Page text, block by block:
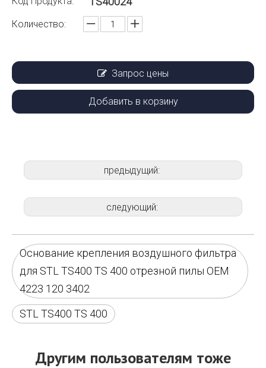
Количество:
Запрос цены
Добавить в корзину
предыдущий:
следующий:
Основание крепления воздушного фильтра
для STL TS400 TS 400 отрезной пилы OEM
4223 120 3402
STL TS400 TS 400
Другим пользователям тоже